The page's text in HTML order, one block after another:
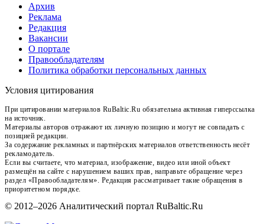
Архив
Реклама
Редакция
Вакансии
О портале
Правообладателям
Политика обработки персональных данных
Условия цитирования
При цитировании материалов RuBaltic.Ru обязательна активная гиперссылка
на источник.
Материалы авторов отражают их личную позицию и могут не совпадать с
позицией редакции.
За содержание рекламных и партнёрских материалов ответственность несёт
рекламодатель.
Если вы считаете, что материал, изображение, видео или иной объект
размещён на сайте с нарушением ваших прав, направьте обращение через
раздел «Правообладателям». Редакция рассматривает такие обращения в
приоритетном порядке.
© 2012–2026 Аналитический портал RuBaltic.Ru